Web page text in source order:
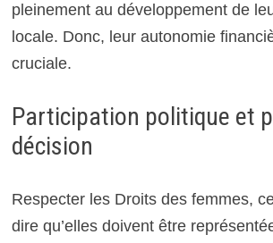
pleinement au développement de
locale. Donc, leur autonomie
cruciale.
Participation politique et
décision
Respecter les Droits des femmes,
dire qu’elles doivent être